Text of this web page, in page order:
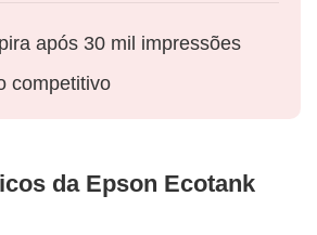
após 30 mil impressões
competitivo
da Epson Ecotank